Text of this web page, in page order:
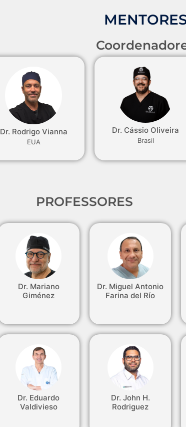
Dr. Rodrigo Vianna
EUA
Dr. Cássio Oliveira
Brasil
PROFESSORES
Dr. Mariano
Giménez
Dr. Miguel Antonio
Farina del Río
Dr. Eduardo
Valdivieso
Dr. John H.
Rodriguez